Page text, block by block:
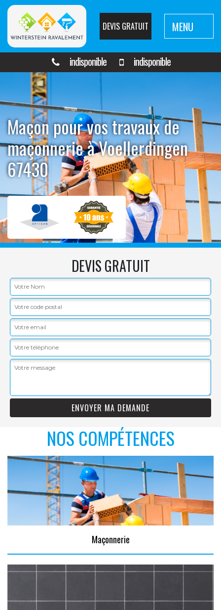
DEVIS GRATUIT MENU
indisponible indisponible
Maçon pour vos travaux de
maçonnerie à Voellerdingen
67430
DEVIS GRATUIT
NOS COMPÉTENCES
Maçonnerie